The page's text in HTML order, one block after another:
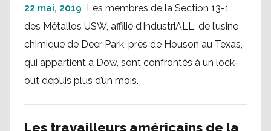
22 mai, 2019 Les membres de la Section 13-1
des Métallos USW, affilié d’IndustriALL, de l’usine
chimique de Deer Park, près de Houson au Texas,
qui appartient à Dow, sont confrontés à un lock-
out depuis plus d’un mois.
Les travailleurs américains de la